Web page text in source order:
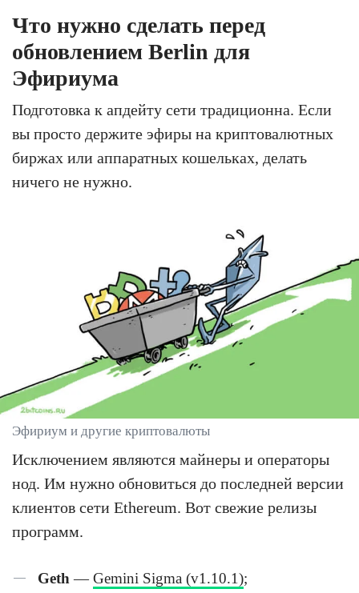
Что нужно сделать перед
обновлением Berlin для
Эфириума
Подготовка к апдейту сети традиционна. Если
вы просто держите эфиры на криптовалютных
биржах или аппаратных кошельках, делать
ничего не нужно.
Эфириум и другие криптовалюты
Исключением являются майнеры и операторы
нод. Им нужно обновиться до последней версии
клиентов сети Ethereum. Вот свежие релизы
программ.
Geth—Gemini Sigma (v1.10.1);